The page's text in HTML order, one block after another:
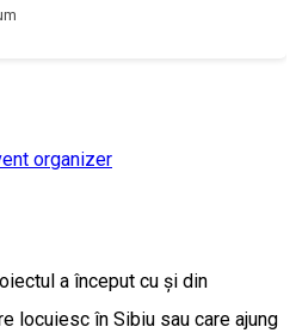
organizer
a început cu și din
locuiesc în Sibiu sau care ajung